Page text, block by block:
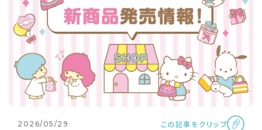
2026/05/29 この記事をクリップ